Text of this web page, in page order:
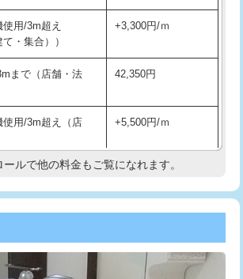
㎝以上） 66,000円
厚さ10㎝まで） 27,500円
厚さ10㎝超え）
10㎝まで）
さ10㎝超え） 38,500円
38,500円
現場見積
合水栓） 16,500円
ル加工)
ド止め) 3,300円
金具設置) 5,500円
材使用（バンド止
5,500円
掘削・埋め戻し作
11,000円
用/3m超え
・集合））
+3,300円/ｍ
まで（店舗・法
42,350円
用/3m超え（店
+5,500円/ｍ
現地調査
まで
/3m超え +3,300円
ルで他の料金もご覧になれます。